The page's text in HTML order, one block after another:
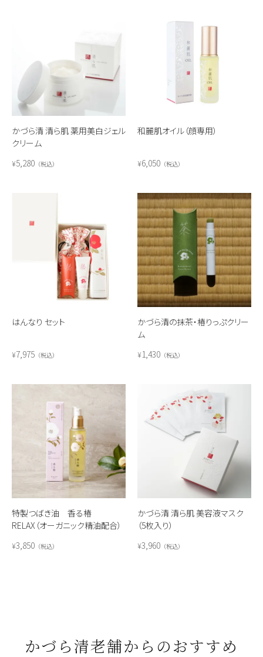
かづら清 清ら肌 薬用美白ジェル
クリーム
¥5,280 税込
和麗肌オイル（顔専用）
¥6,050 税込
はんなり セット
¥7,975 税込
かづら清の抹茶・椿りっぷクリー
ム
¥1,430 税込
特製つばき油 香る椿
RELAX（オーガニック精油配合）
¥3,850 税込
かづら清 清ら肌 美容液マスク
（5枚入り）
¥3,960 税込
かづら清老舗からのおすすめ